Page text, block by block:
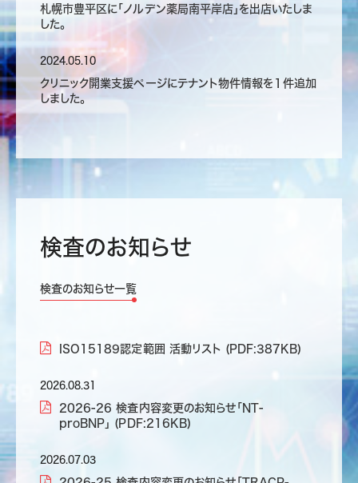
札幌市豊平区に「ノルデン薬局南平岸店」を出店いたしま
した。
2024.05.10
クリニック開業支援ページにテナント物件情報を１件追加
しました。
検査のお知らせ
検査のお知らせ一覧
ISO15189認定範囲 活動リスト (PDF:387KB)
2026.08.31
2026-26 検査内容変更のお知らせ「NT-
proBNP」 (PDF:216KB)
2026.07.03